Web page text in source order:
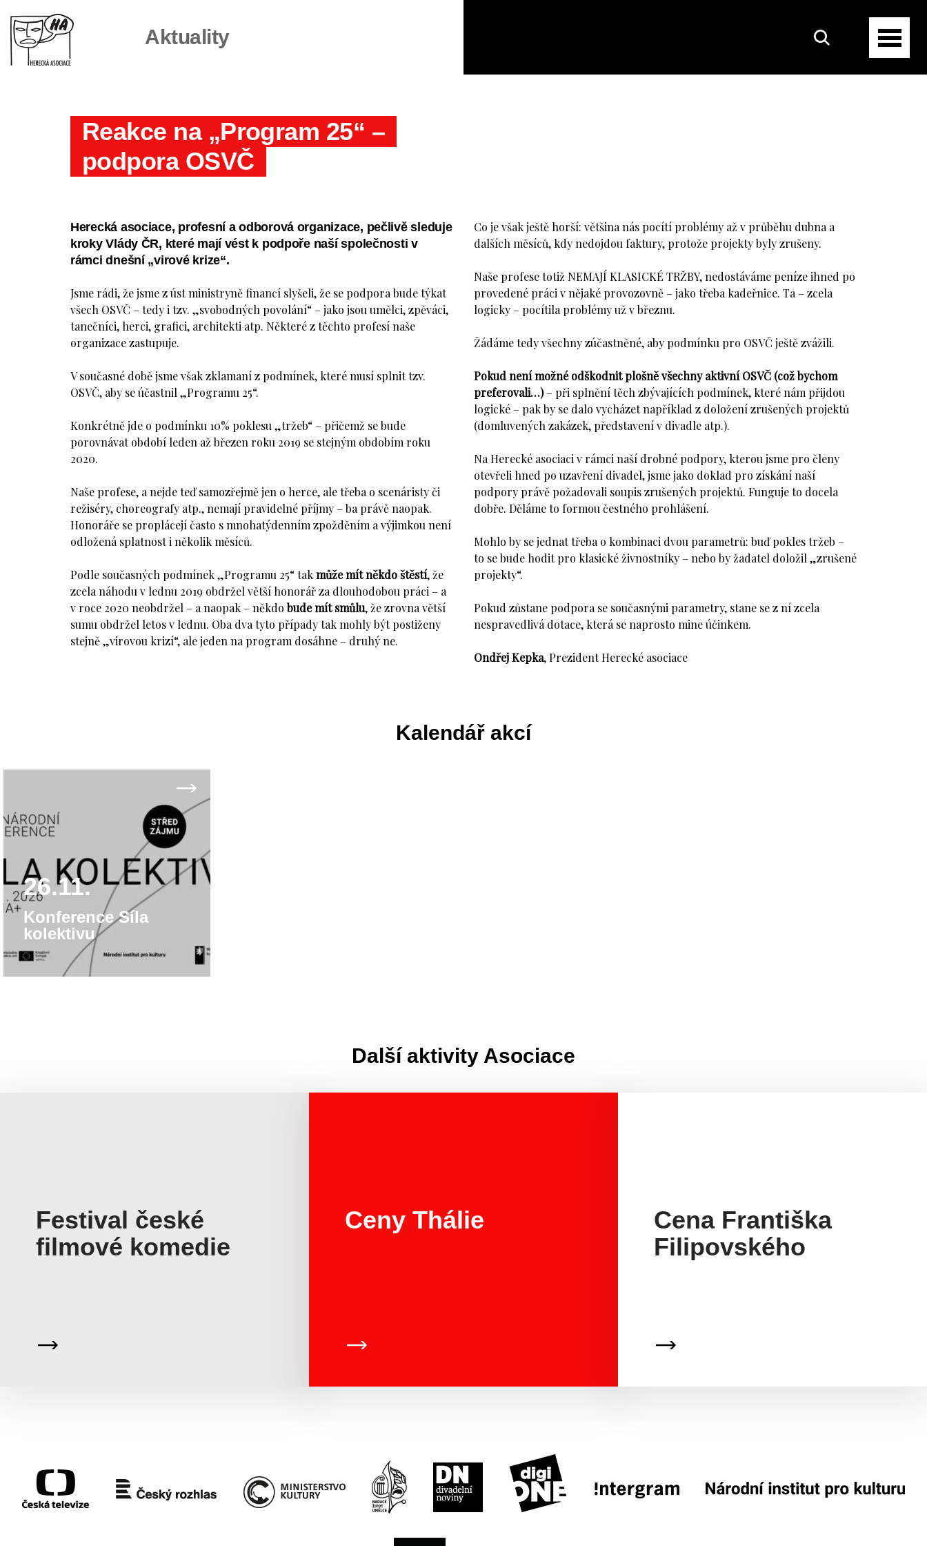
Aktuality
Reakce na „Program 25“ –
podpora OSVČ
Herecká asociace, profesní a odborová organizace, pečlivě sleduje
kroky Vlády ČR, které mají vést k podpoře naší společnosti v
rámci dnešní „virové krize“.
Jsme rádi, že jsme z úst ministryně financí slyšeli, že se podpora bude týkat
všech OSVČ – tedy i tzv. „svobodných povolání“ – jako jsou umělci, zpěváci,
tanečníci, herci, grafici, architekti atp. Některé z těchto profesí naše
organizace zastupuje.
V současné době jsme však zklamaní z podmínek, které musí splnit tzv.
OSVČ, aby se účastnil „Programu 25“.
Konkrétně jde o podmínku 10% poklesu „tržeb“ – přičemž se bude
porovnávat období leden až březen roku 2019 se stejným obdobím roku
2020.
Naše profese, a nejde teď samozřejmě jen o herce, ale třeba o scenáristy či
režiséry, choreografy atp., nemají pravidelné příjmy – ba právě naopak.
Honoráře se proplácejí často s mnohatýdenním zpožděním a výjimkou není
odložená splatnost i několik měsíců.
Podle současných podmínek „Programu 25“ takmůže mít někdo štěstí, že
zcela náhodu v lednu 2019 obdržel větší honorář za dlouhodobou práci – a
v roce 2020 neobdržel – a naopak – někdobude mít smůlu, že zrovna větší
sumu obdržel letos v lednu. Oba dva tyto případy tak mohly být postiženy
stejně „virovou krizí“, ale jeden na program dosáhne – druhý ne.
Co je však ještě horší: většina nás pocítí problémy až v průběhu dubna a
dalších měsíců, kdy nedojdou faktury, protože projekty byly zrušeny.
Naše profese totiž NEMAJÍ KLASICKÉ TRŽBY, nedostáváme peníze ihned po
provedené práci v nějaké provozovně – jako třeba kadeřnice. Ta – zcela
logicky – pocítila problémy už v březnu.
Žádáme tedy všechny zúčastněné, aby podmínku pro OSVČ ještě zvážili.
Pokud není možné odškodnit plošně všechny aktivní OSVČ (což bychom
preferovali…)– při splnění těch zbývajících podmínek, které nám přijdou
logické – pak by se dalo vycházet například z doložení zrušených projektů
(domluvených zakázek, představení v divadle atp.).
Na Herecké asociaci v rámci naší drobné podpory, kterou jsme pro členy
otevřeli hned po uzavření divadel, jsme jako doklad pro získání naší
podpory právě požadovali soupis zrušených projektů. Funguje to docela
dobře. Děláme to formou čestného prohlášení.
Mohlo by se jednat třeba o kombinaci dvou parametrů: buď pokles tržeb –
to se bude hodit pro klasické živnostníky – nebo by žadatel doložil „zrušené
projekty“.
Pokud zůstane podpora se současnými parametry, stane se z ní zcela
nespravedlivá dotace, která se naprosto mine účinkem.
Ondřej Kepka, Prezident Herecké asociace
Kalendář akcí
26.11.
Konference Síla
kolektivu
Další aktivity Asociace
Festival české
filmové komedie
Ceny Thálie
Cena Františka
Filipovského